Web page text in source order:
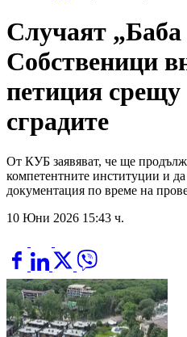
Случаят
Собственици
петиция срещу
сградите
От КУБ заявяват, че ще
компетентните институции и да
документация по време на
10 Юни 2026 15:43 ч.